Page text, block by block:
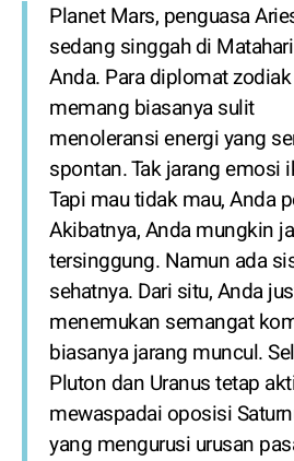
Planet Mars, penguasa
sedang singgah di Matahari
Anda. Para diplomat zodiak
memang biasanya sulit
menoleransi energi yang
spontan. Tak jarang emosi
Tapi mau tidak mau, Anda
Akibatnya, Anda mungkin
tersinggung. Namun ada
sehatnya. Dari situ, Anda
menemukan semangat
biasanya jarang muncul.
Pluton dan Uranus tetap
mewaspadai oposisi
yang mengurusi urusan